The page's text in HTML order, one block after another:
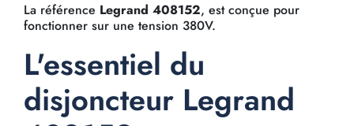
La référence Legrand 408152, est conçue pour
fonctionner sur une tension 380V.
L'essentiel du
disjoncteur Legrand